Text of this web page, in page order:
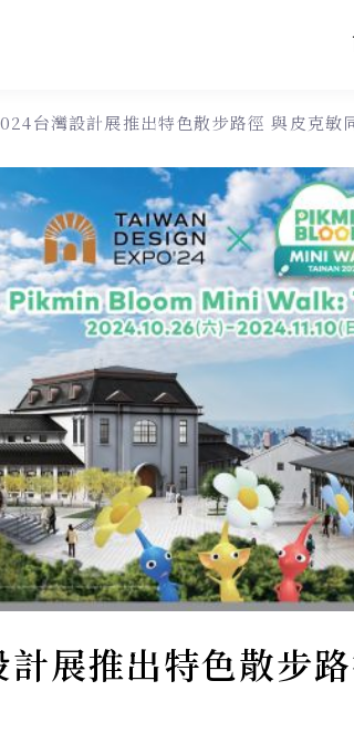
台灣設計展推出特色散步路徑 與皮克敏
展推出特色散步